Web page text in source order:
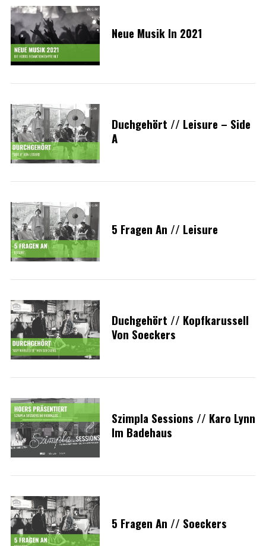
Neue Musik In 2021
Duchgehört // Leisure – Side
A
5 Fragen An // Leisure
Duchgehört // Kopfkarussell
Von Soeckers
Szimpla Sessions // Karo Lynn
Im Badehaus
5 Fragen An // Soeckers